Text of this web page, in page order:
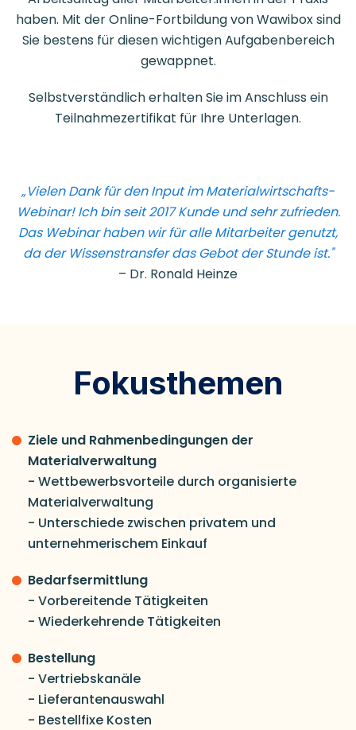
haben. Mit der Online-Fortbildung von Wawibox sind
Sie bestens für diesen wichtigen Aufgabenbereich
gewappnet.
Selbstverständlich erhalten Sie im Anschluss ein
Teilnahmezertifikat für Ihre Unterlagen.
„Vielen Dank für den Input im Materialwirtschafts-
Webinar! Ich bin seit 2017 Kunde und sehr zufrieden.
Das Webinar haben wir für alle Mitarbeiter genutzt,
da der Wissenstransfer das Gebot der Stunde ist."
– Dr. Ronald Heinze
Fokusthemen
Ziele und Rahmenbedingungen der
Materialverwaltung
- Wettbewerbsvorteile durch organisierte
Materialverwaltung
- Unterschiede zwischen privatem und
unternehmerischem Einkauf
Bedarfsermittlung
- Vorbereitende Tätigkeiten
- Wiederkehrende Tätigkeiten
Bestellung
- Vertriebskanäle
- Lieferantenauswahl
- Bestellfixe Kosten